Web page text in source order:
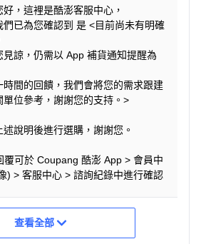
，這裡是酷澎客服中心，
們已為您確認到 是 <目前尚未有明確
見諒，仍需以 App 補貨通知提醒為
時間的回饋，我們會將您的需求跟建
單位參考，謝謝您的支持。>
說明後進行選購，謝謝您。
覆可於 Coupang 酷澎 App > 會員中
) > 客服中心 > 諮詢紀錄中進行確認
查看全部